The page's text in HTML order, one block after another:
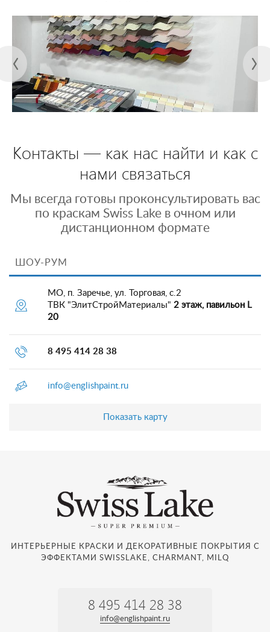
Контакты — как нас найти и как с
нами связаться
Мы всегда готовы проконсультировать вас
по краскам Swiss Lake в очном или
дистанционном формате
ШОУ-РУМ
МО, п. Заречье, ул. Торговая, с.2
ТВК "ЭлитСтройМатериалы" 2 этаж, павильон L
20
8 495 414 28 38
info@englishpaint.ru
Показать карту
ИНТЕРЬЕРНЫЕ КРАСКИ И ДЕКОРАТИВНЫЕ ПОКРЫТИЯ С
ЭФФЕКТАМИ SWISSLAKE, CHARMANT, MILQ
8 495 414 28 38
info@englishpaint.ru